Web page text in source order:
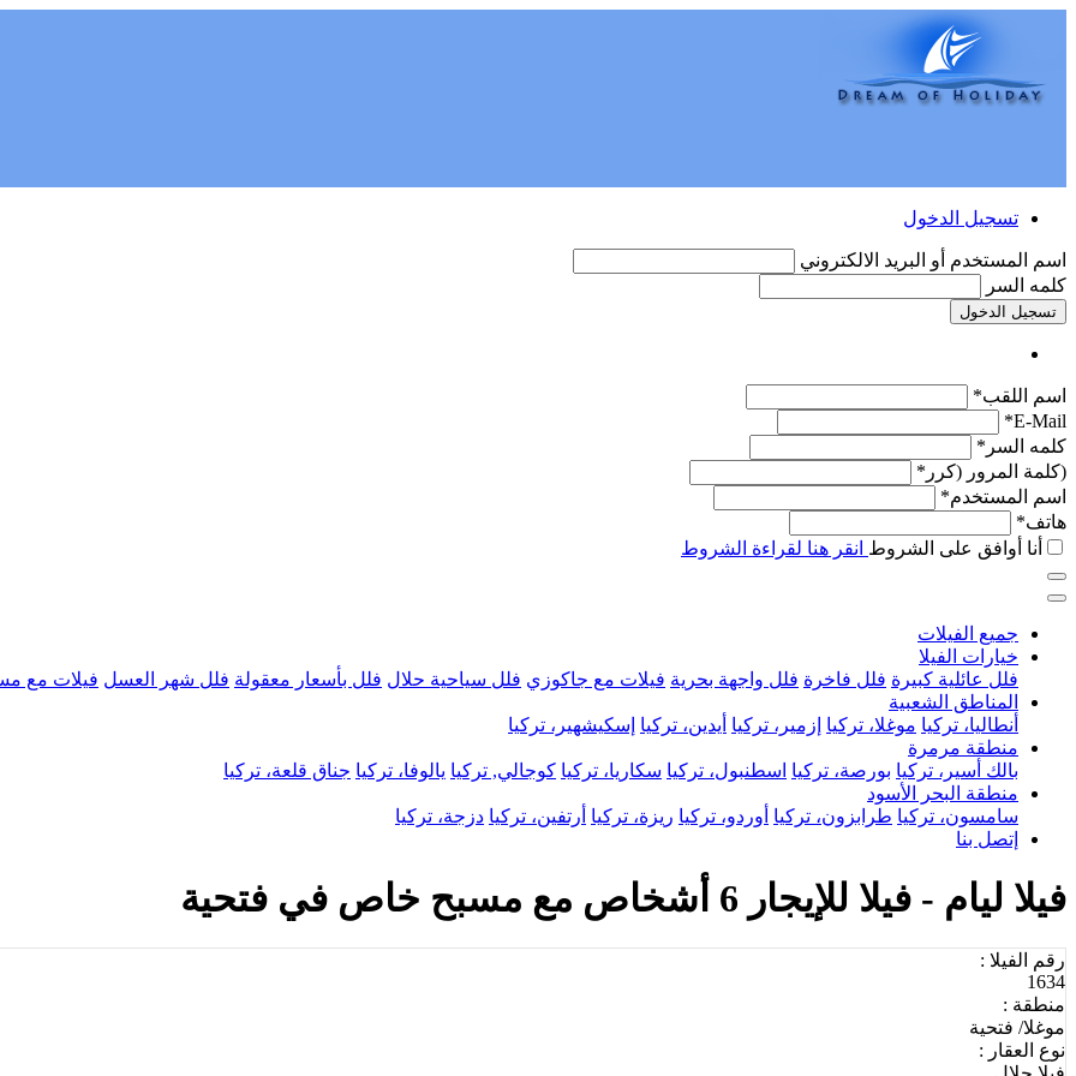
تسجيل الدخول
اسم المستخدم أو البريد الالكتروني
كلمه السر
تسجيل الدخول
اسم اللقب*
E-Mail*
كلمه السر*
(كلمة المرور (كرر*
اسم المستخدم*
هاتف*
أنا أوافق على الشروط انقر هنا لقراءة الشروط
جميع الفيلات
خيارات الفيلا
فلل عائلية كبيرة فلل فاخرة فلل واجهة بحرية فيلات مع جاكوزي فلل سياحية حلال فلل بأسعار معقولة فلل شهر العسل فيلات مع
المناطق الشعبية
أنطاليا، تركيا موغلا، تركيا إزمير، تركيا أيدين، تركيا إسكيشهير، تركيا
منطقة مرمرة
بالك أسير، تركيا بورصة، تركيا اسطنبول، تركيا سكاريا، تركيا كوجالي, تركيا يالوفا، تركيا جناق قلعة، تركيا
منطقة البحر الأسود
سامسون، تركيا طرابزون، تركيا أوردو، تركيا ريزة، تركيا أرتفين، تركيا دزجة، تركيا
إتصل بنا
فيلا ليام - فيلا للإيجار 6 أشخاص مع مسبح خاص في فتحية
رقم الفيلا :
1634
منطقة :
موغلا/ فتحية
نوع العقار :